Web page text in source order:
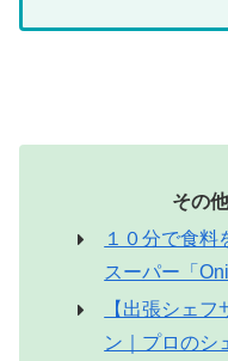
その
１０分で食料
スーパー「
【出張シェ
ン｜プロのシ